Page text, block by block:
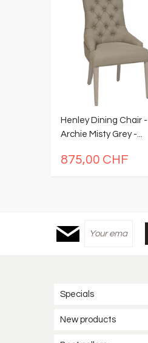
Henley Dining Chair -
Archie Misty Grey -...
875,00 CHF
Specials
New products